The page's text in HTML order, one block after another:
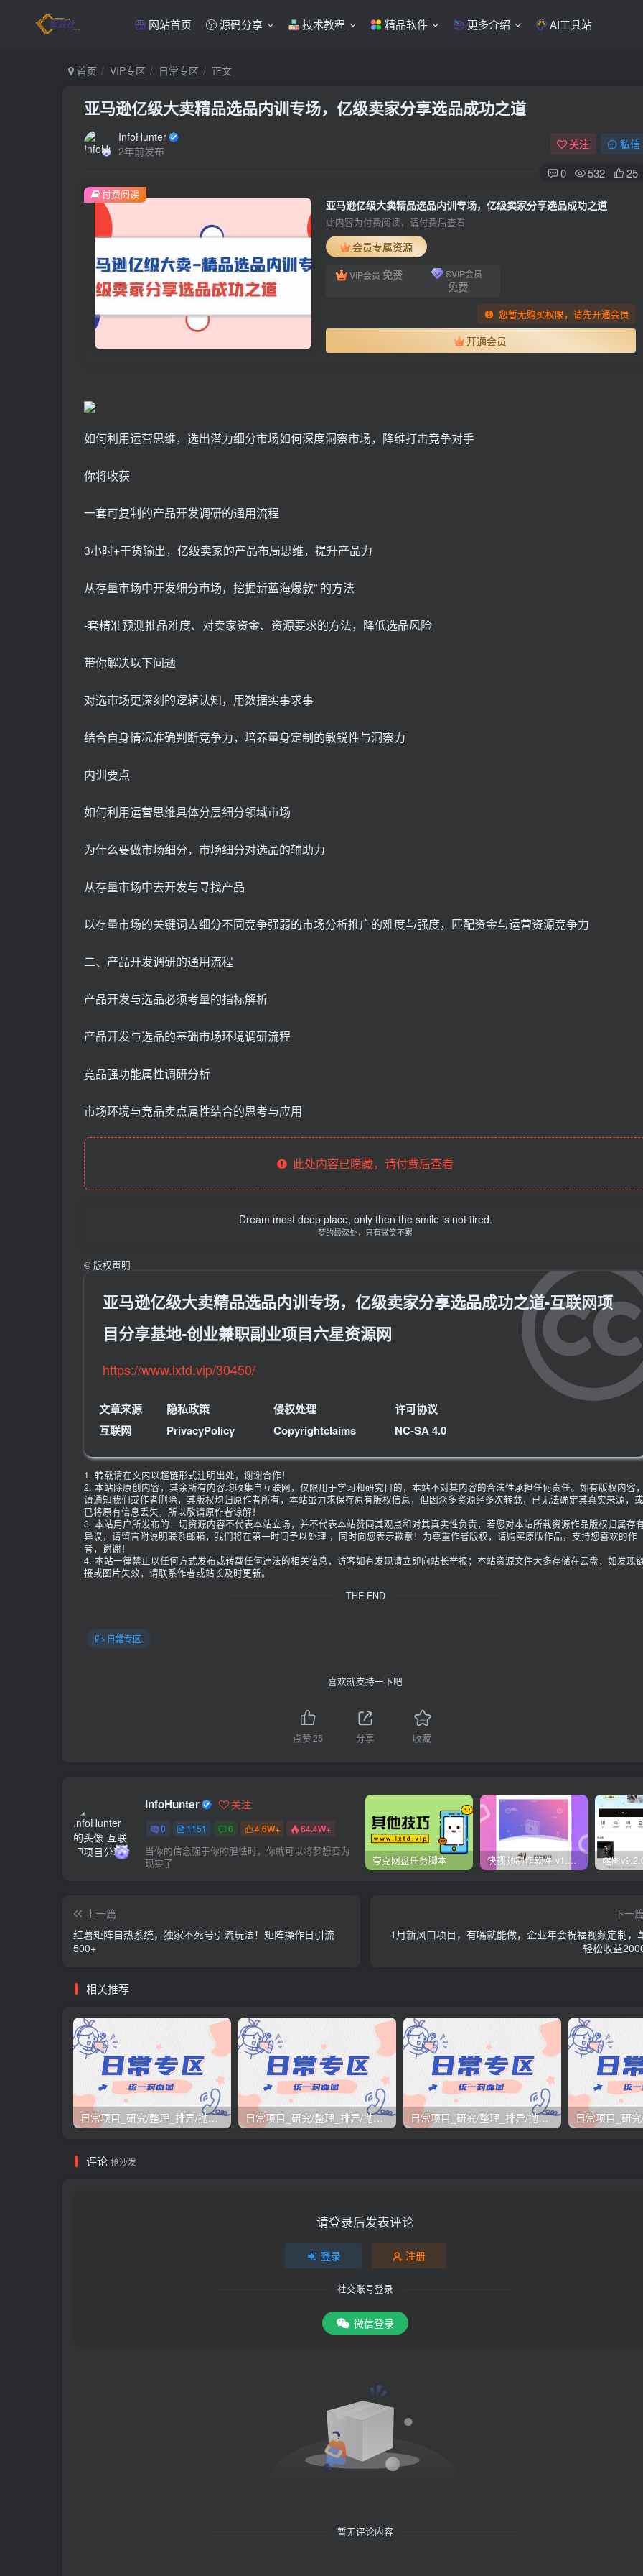
网站首页 源码分享 技术教程 精品软件 更多介绍 AI工具站
首页 VIP专区 日常专区 正文
亚马逊亿级大卖精品选品内训专场，亿级卖家分享选品成功之道
InfoHunter
2年前发布
关注 私信
0 532 25
亚马逊亿级大卖精品选品内训专场，亿级卖家分享选品成功之道
此内容为付费阅读，请付费后查看
会员专属资源
VIP会员 免费 SVIP会员
免费
您暂无购买权限，请先开通会员
开通会员
付费阅读
如何利用运营思维，选出潜力细分市场如何深度洞察市场，降维打击竞争对手
你将收获
一套可复制的产品开发调研的通用流程
3小时+干货输出，亿级卖家的产品布局思维，提升产品力
从存量市场中开发细分市场，挖掘新蓝海爆款” 的方法
-套精准预测推品难度、对卖家资金、资源要求的方法，降低选品风险
带你解决以下问题
对选市场更深刻的逻辑认知，用数据实事求事
结合自身情况准确判断竞争力，培养量身定制的敏锐性与洞察力
内训要点
如何利用运营思维具体分层细分领域市场
为什么要做市场细分，市场细分对选品的辅助力
从存量市场中去开发与寻找产品
以存量市场的关键词去细分不同竞争强弱的市场分析推广的难度与强度，匹配资金与运营资源竞争力
二、产品开发调研的通用流程
产品开发与选品必须考量的指标解析
产品开发与选品的基础市场环境调研流程
竟品强功能属性调研分析
市场环境与竞品卖点属性结合的思考与应用
此处内容已隐藏，请付费后查看
Dream most deep place, only then the smile is not tired.
梦的最深处，只有微笑不累
© 版权声明
亚马逊亿级大卖精品选品内训专场，亿级卖家分享选品成功之道-互联网项
目分享基地-创业兼职副业项目六星资源网
https://www.lxtd.vip/30450/
文章来源
互联网
隐私政策
PrivacyPolicy
侵权处理
Copyrightclaims
许可协议
NC-SA 4.0
1. 转载请在文内以超链形式注明出处，谢谢合作！
2. 本站除原创内容，其余所有内容均收集自互联网，仅限用于学习和研究目的，本站不对其内容的合法性承担任何责任。如有版权内容，
请通知我们或作者删除，其版权均归原作者所有，本站虽力求保存原有版权信息，但因众多资源经多次转载，已无法确定其真实来源，或
已将原有信息丢失，所以敬请原作者谅解！
3. 本站用户所发布的一切资源内容不代表本站立场，并不代表本站赞同其观点和对其真实性负责，若您对本站所载资源作品版权归属存
异议，请留言附说明联系邮箱，我们将在第一时间予以处理 ，同时向您表示歉意！为尊重作者版权，请购买原版作品，支持您喜欢的作
者，谢谢！
4. 本站一律禁止以任何方式发布或转载任何违法的相关信息，访客如有发现请立即向站长举报；本站资源文件大多存储在云盘，如发现
接或图片失效，请联系作者或站长及时更新。
THE END
日常专区
喜欢就支持一下吧
点赞25 分享 收藏
InfoHunter 关注
0 1151 0 4.6W+ 64.4W+
当你的信念强于你的胆怯时，你就可以将梦想变为
现实了
夸克网盘任务脚本 快视频制作软件 v1.1.1安卓版
上一篇
红薯矩阵自热系统，独家不死号引流玩法！矩阵操作日引流
500+
下一篇
1月新风口项目，有嘴就能做，企业年会祝福视频定制，
轻松收益
相关推荐
日常项目_研究/整理_排异/抛弃汇总[26.3.15-3.21整理] 日常项目_研究/整理_排异/抛弃汇总[25.12.1-12.12整理] 日常项目_研究/整理_排异/抛弃汇总[25.11.1-11.30整理]
评论 抢沙发
请登录后发表评论
登录 注册
社交账号登录
微信登录
暂无评论内容